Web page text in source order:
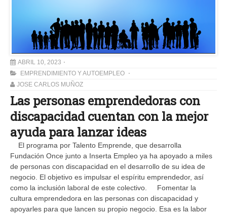
ABRIL 10, 2023
EMPRENDIMIENTO Y AUTOEMPLEO
JOSE CARLOS MUÑOZ
Las personas emprendedoras con
discapacidad cuentan con la mejor
ayuda para lanzar ideas
El programa por Talento Emprende, que desarrolla
Fundación Once junto a Inserta Empleo ya ha apoyado a miles
de personas con discapacidad en el desarrollo de su idea de
negocio. El objetivo es impulsar el espíritu emprendedor, así
como la inclusión laboral de este colectivo. Fomentar la
cultura emprendedora en las personas con discapacidad y
apoyarles para que lancen su propio negocio. Esa es la labor